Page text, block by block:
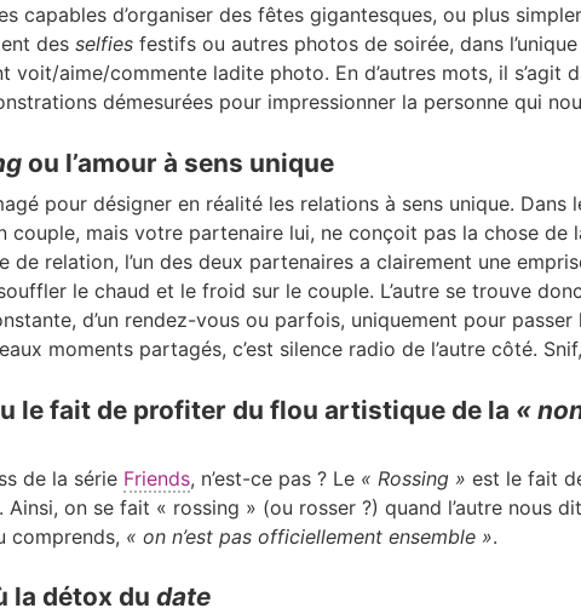
capables d’organiser des fêtes gigantesques, ou plus
des selfies festifs ou autres photos de soirée, dans
voit/aime/commente ladite photo. En d’autres mots, il s’agit
démesurées pour impressionner la personne qui
ou l’amour à sens unique
pour désigner en réalité les relations à sens unique. Dans
couple, mais votre partenaire lui, ne conçoit pas la chose de
de relation, l’un des deux partenaires a clairement une
le chaud et le froid sur le couple. L’autre se trouve
d’un rendez-vous ou parfois, uniquement pour passer
moments partagés, c’est silence radio de l’autre côté.
le fait de profiter du flou artistique de la «
de la série Friends, n’est-ce pas ? Le « Rossing » est le fait
Ainsi, on se fait « rossing » (ou rosser ?) quand l’autre nous
comprends, « on n’est pas officiellement ensemble ».
la détox du date